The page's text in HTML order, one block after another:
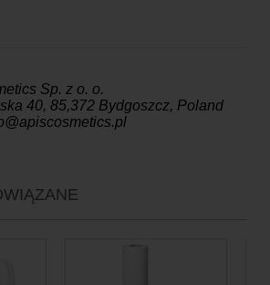
Sp. z o. o.
40, 85,372 Bydgoszcz, Poland